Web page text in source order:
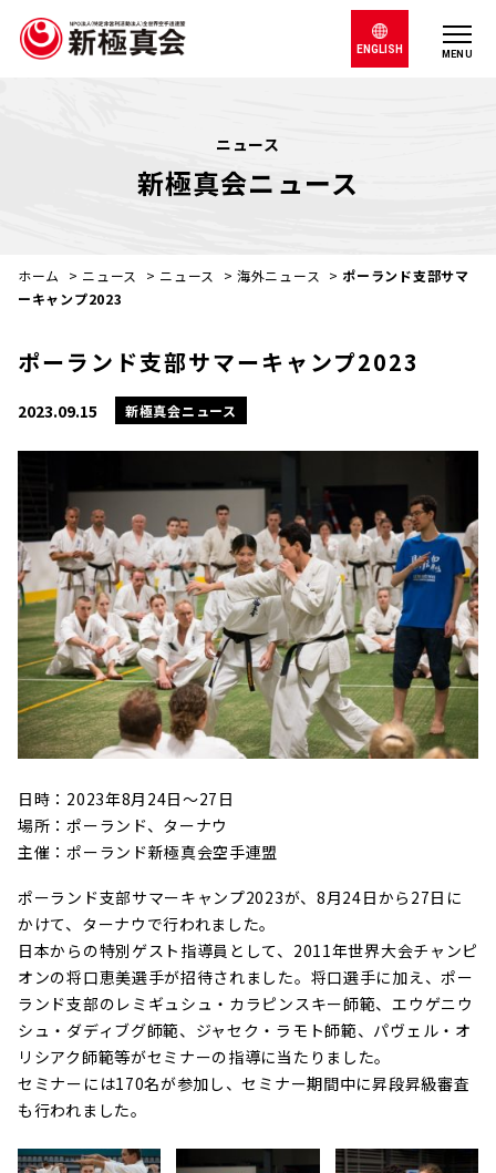
MENU
ENGLISH
ニュース
新極真会ニュース
ホーム > ニュース > ニュース >海外ニュース > ポーランド支部サマ
ーキャンプ2023
ポーランド支部サマーキャンプ2023
2023.09.15 新極真会ニュース
日時：2023年8月24日〜27日
場所：ポーランド、ターナウ
主催：ポーランド新極真会空手連盟
ポーランド支部サマーキャンプ2023が、8月24日から27日に
かけて、ターナウで行われました。
日本からの特別ゲスト指導員として、2011年世界大会チャンピ
オンの将口恵美選手が招待されました。将口選手に加え、ポー
ランド支部のレミギュシュ・カラピンスキー師範、エウゲニウ
シュ・ダディブグ師範、ジャセク・ラモト師範、パヴェル・オ
リシアク師範等がセミナーの指導に当たりました。
セミナーには170名が参加し、セミナー期間中に昇段昇級審査
も行われました。